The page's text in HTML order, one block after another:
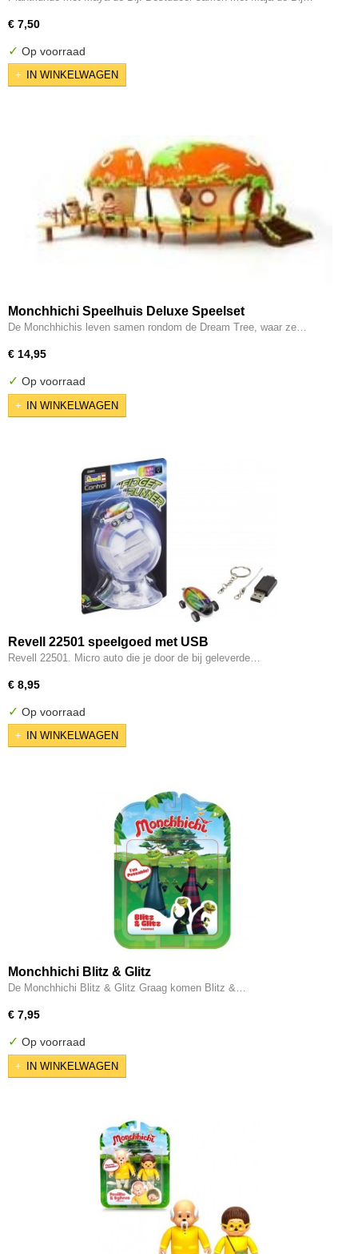
€ 7,50
✓ Op voorraad
IN WINKELWAGEN
Monchhichi Speelhuis Deluxe Speelset
De Monchhichis leven samen rondom de Dream Tree, waar ze…
€ 14,95
✓ Op voorraad
IN WINKELWAGEN
Revell 22501 speelgoed met USB
Revell 22501. Micro auto die je door de bij geleverde…
€ 8,95
✓ Op voorraad
IN WINKELWAGEN
Monchhichi Blitz & Glitz
De Monchhichi Blitz & Glitz Graag komen Blitz &…
€ 7,95
✓ Op voorraad
IN WINKELWAGEN